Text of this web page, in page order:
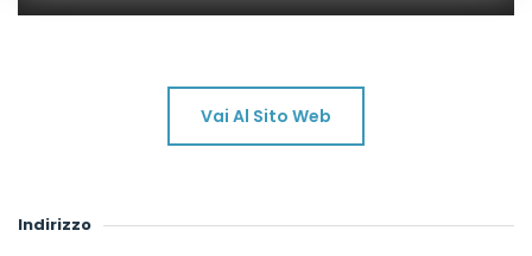
Vai Al Sito Web
Indirizzo